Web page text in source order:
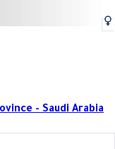
- Saudi Arabia